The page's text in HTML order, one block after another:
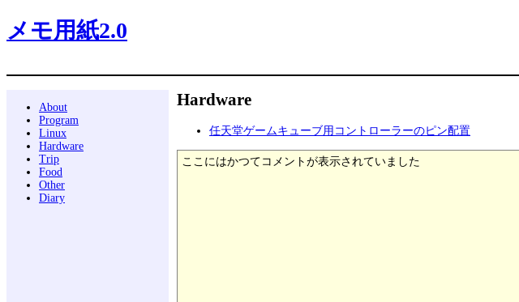
メモ用紙2.0
About
Program
Linux
Hardware
Trip
Food
Other
Diary
Hardware
任天堂ゲームキューブ用コントローラーのピン配置
ここにはかつてコメントが表示されていました